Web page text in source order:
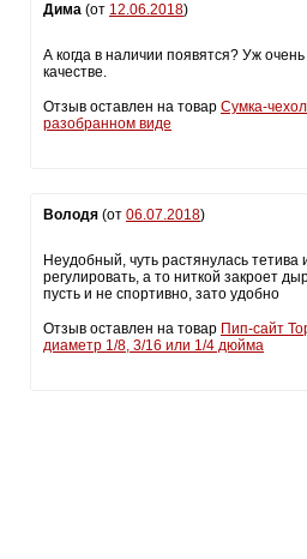
Дима (от 12.06.2018)
А когда в наличии появятся? Уж
качестве.
Отзыв оставлен на товар Сумка-
разобранном виде
Володя (от 06.07.2018)
Неудобный, чуть растянулась тетива
регулировать, а то ниткой закроет
пусть и не спортивно, зато удобно
Отзыв оставлен на товар Пип-сайт
диаметр 1/8, 3/16 или 1/4 дюйма